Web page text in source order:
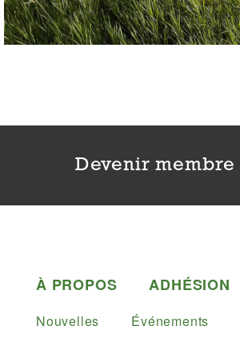
Devenir membre
À PROPOS ADHÉSION
Nouvelles Événements